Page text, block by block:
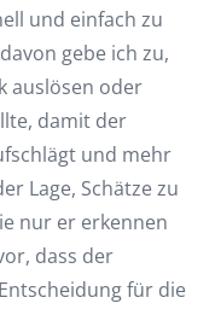
und einfach zu
gebe ich zu,
auslösen oder
damit der
und mehr
Lage, Schätze zu
nur er erkennen
dass der
für die